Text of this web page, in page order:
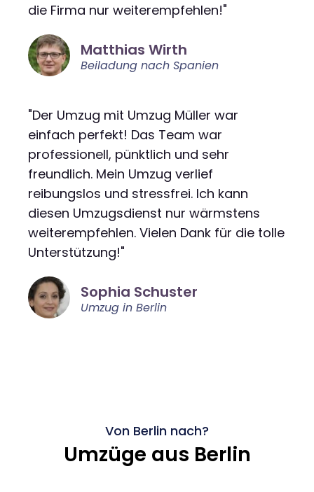
die Firma nur weiterempfehlen!"
Matthias Wirth
Beiladung nach Spanien
"Der Umzug mit Umzug Müller war
einfach perfekt! Das Team war
professionell, pünktlich und sehr
freundlich. Mein Umzug verlief
reibungslos und stressfrei. Ich kann
diesen Umzugsdienst nur wärmstens
weiterempfehlen. Vielen Dank für die tolle
Unterstützung!"
Sophia Schuster
Umzug in Berlin
Von Berlin nach?
Umzüge aus Berlin